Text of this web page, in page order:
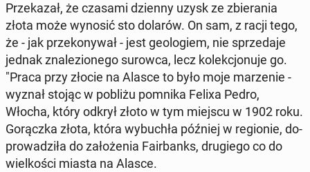
Prze­ka­zał, że czasami dzienny uzysk ze zbie­ra­nia
złota może wynosić sto dolarów. On sam, z racji tego,
że - jak prze­ko­ny­wał - jest geo­lo­giem, nie sprze­da­je
jednak zna­le­zio­ne­go surowca, lecz ko­lek­cjo­nu­je go.
"Praca przy złocie na Alasce to było moje ma­rze­nie -
wyznał stojąc w pobliżu pomnika Felixa Pedro,
Włocha, który odkrył złoto w tym miejscu w 1902 roku.
Go­rącz­ka złota, która wy­bu­chła później w re­gio­nie, do­
pro­wa­dzi­ła do za­ło­że­nia Fa­ir­banks, dru­gie­go co do
wiel­ko­ści miasta na Alasce.